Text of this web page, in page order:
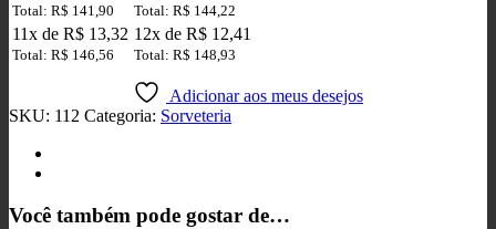
Total: R$ 141,90 Total: R$ 144,22
11x de R$ 13,32
Total: R$ 146,56
12x de R$ 12,41
Total: R$ 148,93
Adicionar aos meus desejos
SKU: 112 Categoria: Sorveteria
Você também pode gostar de…